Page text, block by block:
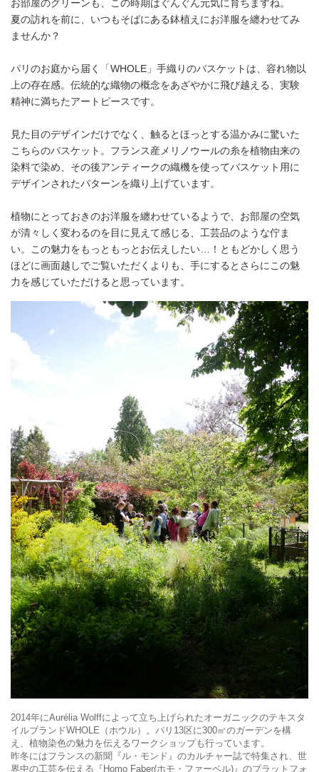
お部屋のグリーンも、この時期はぐんぐん元気に育ちますね。
夏の訪れを前に、いつもそばにある鉢植えにお洋服を纏わせてみ
ませんか？
パリのお庭から届く「WHOLE」手織りのバスケットは、容れ物以
上の存在感。伝統的な織物の概念をあざやかに飛び越える、実験
精神に満ちたアートピースです。
見た目のデザインだけでなく、触るとほっとする温かみに驚いた
こちらのバスケット。フランス産メリノウールの糸を植物由来の
染料で染め、その後アンティークの織機を使ってバスケット用に
デザインされたパターンを織り上げています。
植物にとっておきのお洋服を纏わせているようで、お部屋の空気
が清々しく変わるのを目に見えて感じる、工芸品のような佇ま
い。この魅力をもっともっとお伝えしたい…！ともどかしく思う
ほどに画面越しでご覧いただくよりも、手にするとさらにこの魅
力を感じていただけると思っています。
2014年にAurélia Wolffによって立ち上げられたオーガニックのテキスタ
イルブランドWHOLE（ホウル）。パリ13区に300㎡のガーデンを構
え、植物染色の魅力を伝えるワークショップも行っています。
昨冬にはフランスの新聞『ル・モンド』のカルチャー誌で特集され、世
界中の工芸を伝える『Homo Faber(ホモ・ファーベル)』のプラットフォ